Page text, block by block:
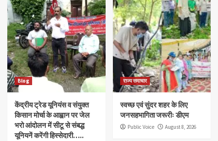
Blog
केंद्रीय ट्रेड यूनियंस व संयुक्त
किसान मोर्चा के आह्वान पर जेल
भरो आंदोलन में सीटू से संबद्ध
यूनियनें करेंगी हिस्सेदारी…..
राज्य समाचार
स्वच्छ एवं सुंदर शहर के लिए
जनसहभागिता जरूरीः डीएम
Public Voice August 8, 2026